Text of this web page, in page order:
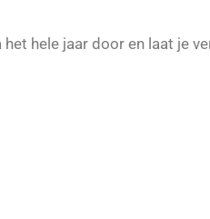
hele jaar door en laat je